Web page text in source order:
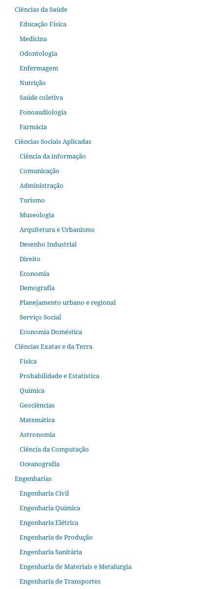
Ciências da Saúde
Educação Física
Medicina
Odontologia
Enfermagem
Nutrição
Saúde coletiva
Fonoaudiologia
Farmácia
Ciências Sociais Aplicadas
Ciência da informação
Comunicação
Administração
Turismo
Museologia
Arquitetura e Urbanismo
Desenho Industrial
Direito
Economia
Demografia
Planejamento urbano e regional
Serviço Social
Economia Doméstica
Ciências Exatas e da Terra
Física
Probabilidade e Estatística
Química
Geociências
Matemática
Astronomia
Ciência da Computação
Oceanografia
Engenharias
Engenharia Civil
Engenharia Química
Engenharia Elétrica
Engenharia de Produção
Engenharia Sanitária
Engenharia de Materiais e Metalurgia
Engenharia de Transportes